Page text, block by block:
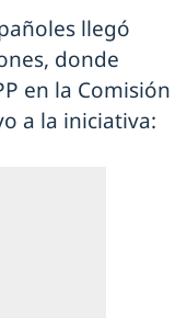
llegó
donde
en la Comisión
a la iniciativa: